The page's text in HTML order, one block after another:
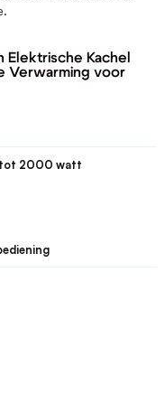
Kachel
Verwarming voor
2000 watt